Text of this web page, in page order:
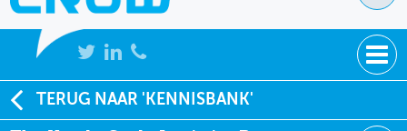
NIEUWS
TERUG NAAR 'KENNISBANK'
Soort:
Onderzoeksrapporten